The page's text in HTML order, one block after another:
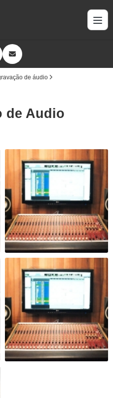
de áudio
de Audio